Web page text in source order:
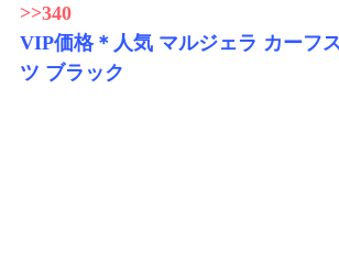
>>340
VIP価格＊人気 マルジェラ カーフ
ツ ブラック